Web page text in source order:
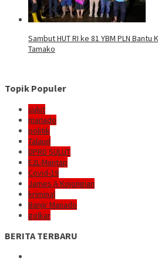
Sambut HUT RI ke 81 YBM PLN
Tamako
Topik Populer
sulut
manado
politik
Talaud
DPRD SULUT
E2L-Mantap
Covid-19
James A Kojongian
kriminal
Banjir Manado
golkar
BERITA TERBARU